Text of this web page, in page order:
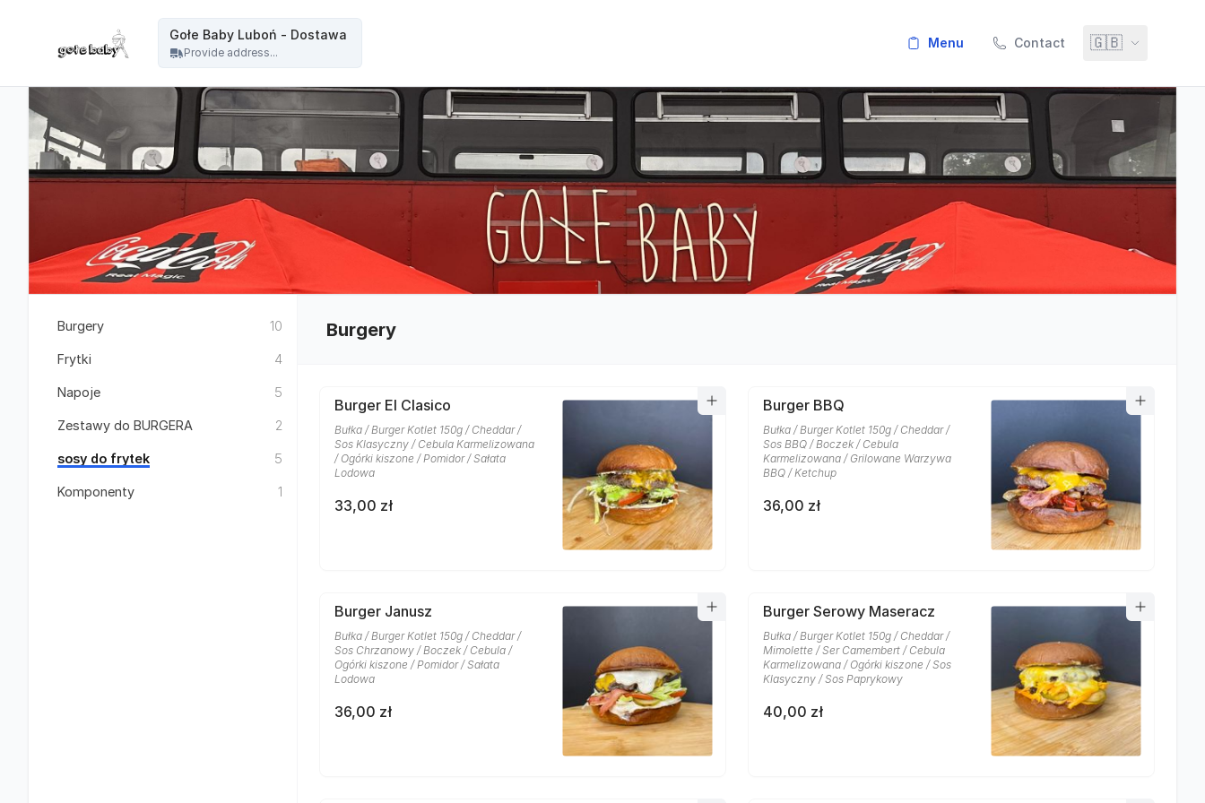
Gołe Baby Luboń - Dostawa
Provide address...
menu Contact 🇬🇧
Burgery 10
Frytki 4
Napoje 5
Zestawy do BURGERA 2
sosy do frytek 5
Komponenty 1
Burgery
Burger El Clasico
Bułka / Burger Kotlet 150g / Cheddar /
Sos Klasyczny / Cebula Karmelizowana
/ Ogórki kiszone / Pomidor / Sałata
Lodowa
33,00 zł
Burger BBQ
Bułka / Burger Kotlet 150g / Cheddar /
Sos BBQ / Boczek / Cebula
Karmelizowana / Grilowane Warzywa
BBQ / Ketchup
36,00 zł
Burger Janusz
Bułka / Burger Kotlet 150g / Cheddar /
Sos Chrzanowy / Boczek / Cebula /
Ogórki kiszone / Pomidor / Sałata
Lodowa
36,00 zł
Burger Serowy Maseracz
Bułka / Burger Kotlet 150g / Cheddar /
Mimolette / Ser Camembert / Cebula
Karmelizowana / Ogórki kiszone / Sos
Klasyczny / Sos Paprykowy
40,00 zł